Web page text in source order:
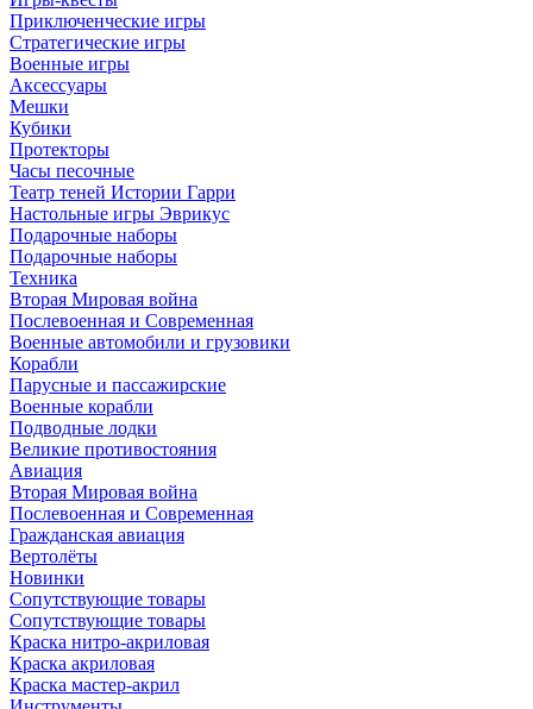
Приключенческие игры
Стратегические игры
Военные игры
Аксессуары
Мешки
Кубики
Протекторы
Часы песочные
Театр теней Истории Гарри
Настольные игры Эврикус
Подарочные наборы
Подарочные наборы
Техника
Вторая Мировая война
Послевоенная и Современная
Военные автомобили и грузовики
Корабли
Парусные и пассажирские
Военные корабли
Подводные лодки
Великие противостояния
Авиация
Вторая Мировая война
Послевоенная и Современная
Гражданская авиация
Вертолёты
Новинки
Сопутствующие товары
Сопутствующие товары
Краска нитро-акриловая
Краска акриловая
Краска мастер-акрил